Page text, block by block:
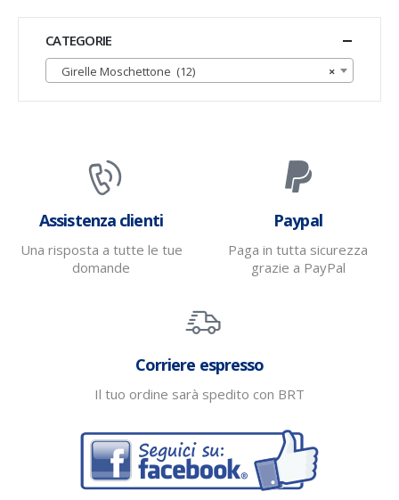
CATEGORIE
×
Girelle Moschettone (12)
Assistenza clienti
Una risposta a tutte le tue
domande
Paypal
Paga in tutta sicurezza
grazie a PayPal
Corriere espresso
Il tuo ordine sarà spedito con BRT